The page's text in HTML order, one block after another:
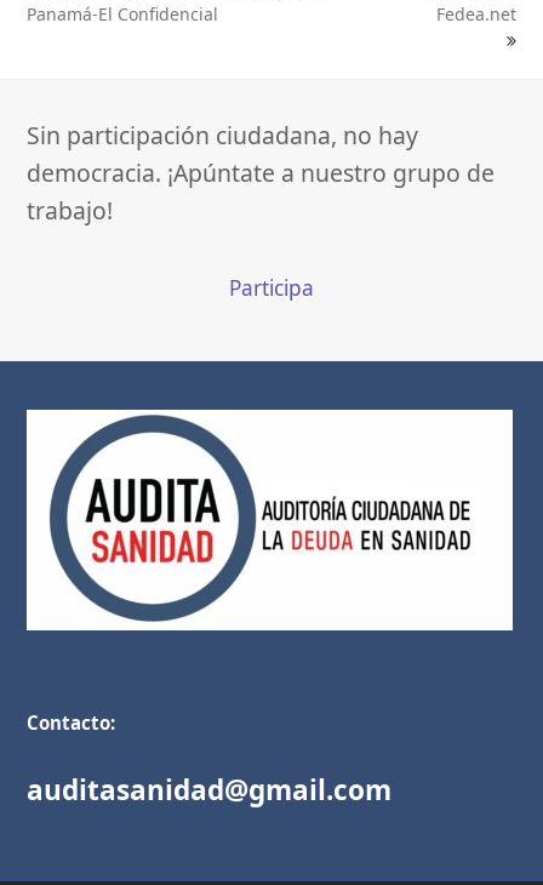
Panamá-El Confidencial
Fedea.net
Sin participación ciudadana, no hay
democracia. ¡Apúntate a nuestro grupo de
trabajo!
Participa
Contacto:
auditasanidad@gmail.com